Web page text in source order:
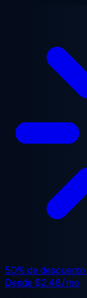
50% de descuento
Desde$2.48/mo